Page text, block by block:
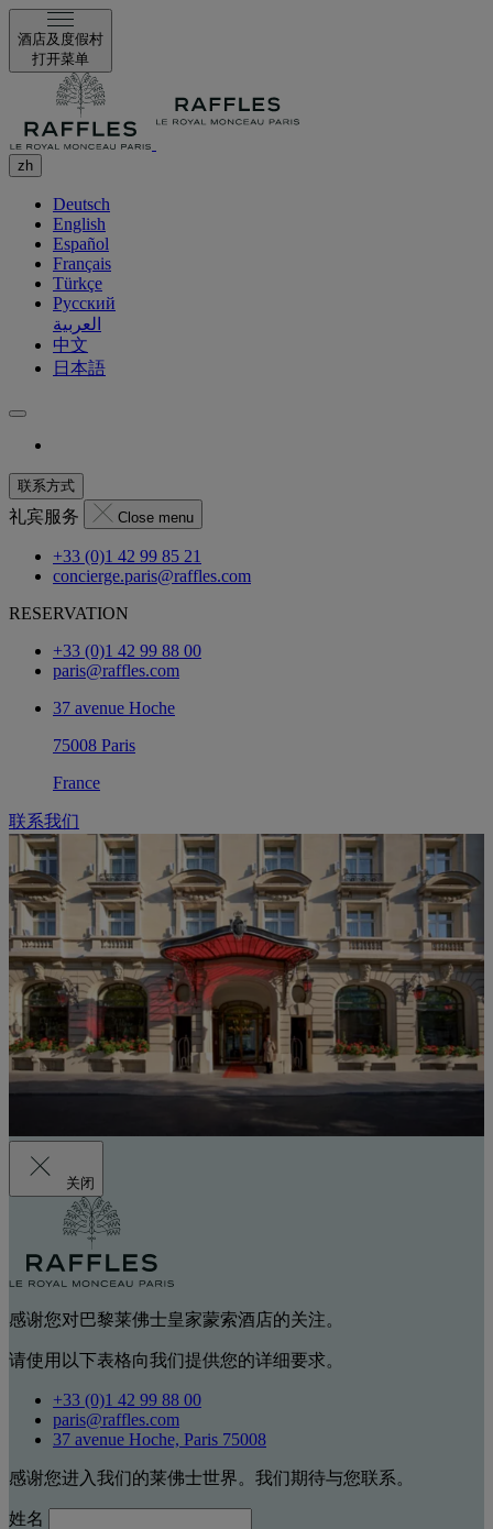
酒店及度假村
打开菜单
zh
Deutsch
English
Español
Français
Türkçe
Русский
العربية
中文
日本語
联系方式
礼宾服务 Close menu
+33 (0)1 42 99 85 21
concierge.paris@raffles.com
RESERVATION
+33 (0)1 42 99 88 00
paris@raffles.com
37 avenue Hoche
75008 Paris
France
联系我们
关闭
感谢您对巴黎莱佛士皇家蒙索酒店的关注。
请使用以下表格向我们提供您的详细要求。
+33 (0)1 42 99 88 00
paris@raffles.com
37 avenue Hoche, Paris 75008
感谢您进入我们的莱佛士世界。我们期待与您联系。
姓名